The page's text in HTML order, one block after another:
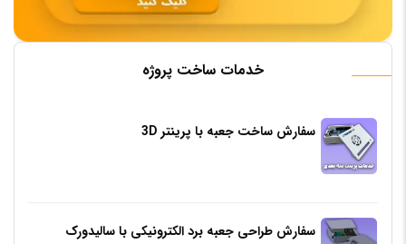
خدمات ساخت پروژه
سفارش ساخت جعبه با پرینتر 3D
سفارش طراحی جعبه برد الکترونیکی با سالیدورک